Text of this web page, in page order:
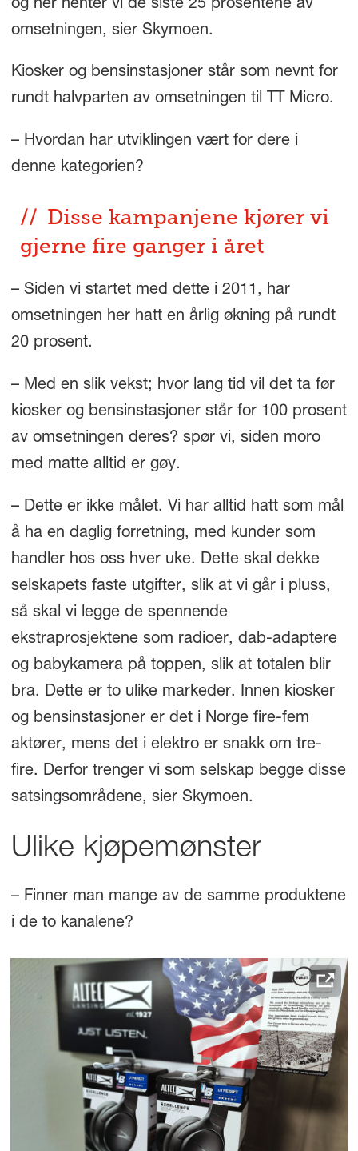
og her henter vi de siste 25 prosentene av
omsetningen, sier Skymoen.
Kiosker og bensinstasjoner står som nevnt for
rundt halvparten av omsetningen til TT Micro.
– Hvordan har utviklingen vært for dere i
denne kategorien?
Disse kampanjene kjører vi
gjerne fire ganger i året
– Siden vi startet med dette i 2011, har
omsetningen her hatt en årlig økning på rundt
20 prosent.
– Med en slik vekst; hvor lang tid vil det ta før
kiosker og bensinstasjoner står for 100 prosent
av omsetningen deres? spør vi, siden moro
med matte alltid er gøy.
– Dette er ikke målet. Vi har alltid hatt som mål
å ha en daglig forretning, med kunder som
handler hos oss hver uke. Dette skal dekke
selskapets faste utgifter, slik at vi går i pluss,
så skal vi legge de spennende
ekstraprosjektene som radioer, dab-adaptere
og babykamera på toppen, slik at totalen blir
bra. Dette er to ulike markeder. Innen kiosker
og bensinstasjoner er det i Norge fire-fem
aktører, mens det i elektro er snakk om tre-
fire. Derfor trenger vi som selskap begge disse
satsingsområdene, sier Skymoen.
Ulike kjøpemønster
– Finner man mange av de samme produktene
i de to kanalene?